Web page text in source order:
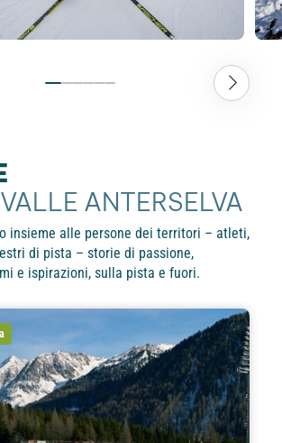
ANTERSELVA
insieme alle persone dei territori – atleti,
di pista – storie di passione,
e ispirazioni, sulla pista e fuori.